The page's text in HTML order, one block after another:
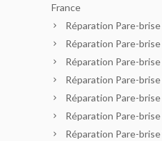
France
Réparation Pare-
Réparation Pare-
Réparation Pare-
Réparation Pare-
Réparation Pare-brise
Réparation Pare-
Réparation Pare-brise